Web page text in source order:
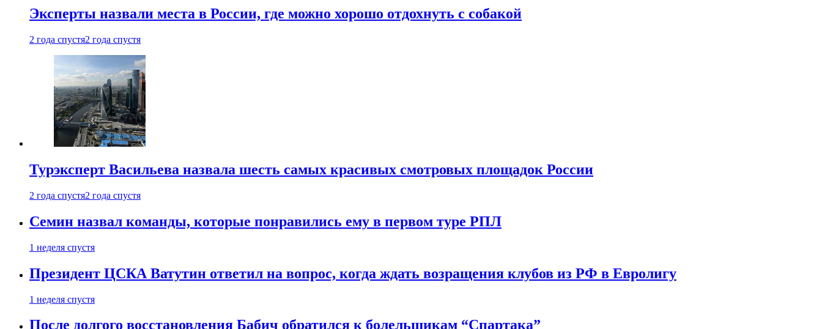
Эксперты назвали места в России, где можно хорошо отдохнуть с собакой
2 года спустя2 года спустя
Турэксперт Васильева назвала шесть самых красивых смотровых площадок России
2 года спустя2 года спустя
Семин назвал команды, которые понравились ему в первом туре РПЛ
1 неделя спустя
Президент ЦСКА Ватутин ответил на вопрос, когда ждать возращения клубов из РФ в Евролигу
1 неделя спустя
После долгого восстановления Бабич обратился к болельщикам “Спартака”